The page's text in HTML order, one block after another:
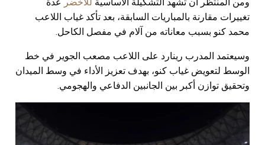
تغييرات مقارنة بالمباريات السابقة، بعد تأكد غياب اللاعب
محمد كنو بسبب معاناته من آلام في مفصل الكاحل.
وسيعتمد المدرب رينارد على اللاعب مصعب الجوير في خط
الوسط لتعويض غياب كنو، بهدف تعزيز الأداء في وسط الميدان
وتحقيق توازن أكبر بين الجانبين الدفاعي والهجومي.